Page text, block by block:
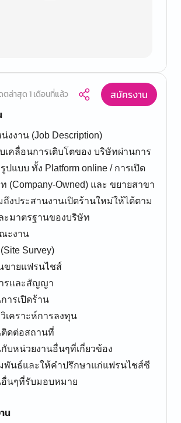
ตล่าสุด 1 เดือนที่แล้ว
สมัครงาน
งงาน (Job Description)
เคลื่อนการเติบโตของ บริษัทผ่านการ
แบบ ทั้ง Platform online / การเปิด
(Company-Owned) และ ขยายสาขา
งประสานงานเปิดร้านใหม่ให้ได้ตาม
ะมาตรฐานของบริษัท
ะงาน
Survey)
ขายแฟรนไชส์
รและสัญญา
ารเปิดร้าน
เคราะห์การลงทุน
ติดต่อสถานที่
บหน่วยงานอื่นๆที่เกี่ยวข้อง
พันธ์และให้คำปรึกษาแก่แฟรนไชส์ซี
น